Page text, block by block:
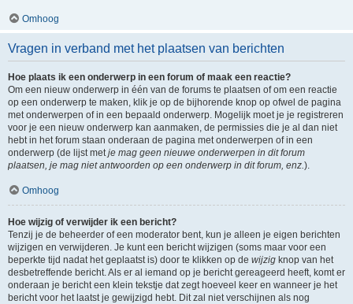
Omhoog
Vragen in verband met het plaatsen van berichten
Hoe plaats ik een onderwerp in een forum of maak een reactie?
Om een nieuw onderwerp in één van de forums te plaatsen of om een reactie
op een onderwerp te maken, klik je op de bijhorende knop op ofwel de pagina
met onderwerpen of in een bepaald onderwerp. Mogelijk moet je je registreren
voor je een nieuw onderwerp kan aanmaken, de permissies die je al dan niet
hebt in het forum staan onderaan de pagina met onderwerpen of in een
onderwerp (de lijst metje mag geen nieuwe onderwerpen in dit forum
plaatsen, je mag niet antwoorden op een onderwerp in dit forum, enz.).
Omhoog
Hoe wijzig of verwijder ik een bericht?
Tenzij je de beheerder of een moderator bent, kun je alleen je eigen berichten
wijzigen en verwijderen. Je kunt een bericht wijzigen (soms maar voor een
beperkte tijd nadat het geplaatst is) door te klikken op de wijzig knop van het
desbetreffende bericht. Als er al iemand op je bericht gereageerd heeft, komt er
onderaan je bericht een klein tekstje dat zegt hoeveel keer en wanneer je het
bericht voor het laatst je gewijzigd hebt. Dit zal niet verschijnen als nog